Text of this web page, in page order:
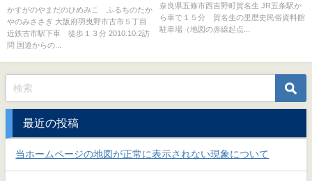
かすがのやまだのひめみこ ふるちのたか
やのみささぎ 大阪府羽曳野市古市５丁目
近鉄古市駅下車 徒歩１３分 2010.10.2訪
問 国道からの...
奈良県五條市西吉野町賀名生 JR五条駅か
ら車で１５分 賀名生の里歴史民俗資料館
駐車場（地図の赤線起点...
最近の投稿
当ホームページの地図が正常に表示されない現象について